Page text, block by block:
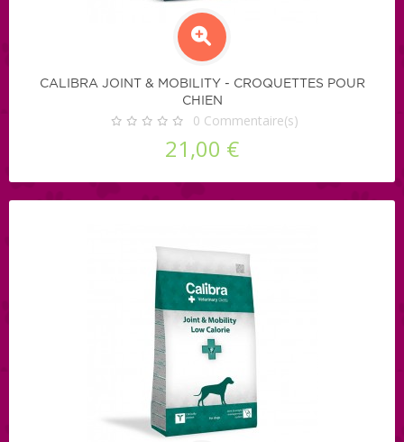
CALIBRA JOINT & MOBILITY - CROQUETTES POUR
CHIEN
0 Commentaire(s)
21,00 €